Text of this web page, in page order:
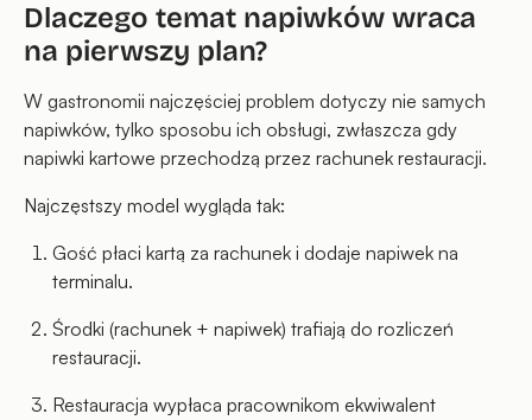
Dlaczego temat napiwków wraca
na pierwszy plan?
W gastronomii najczęściej problem dotyczy nie samych
napiwków, tylko sposobu ich obsługi, zwłaszcza gdy
napiwki kartowe przechodzą przez rachunek restauracji.
Najczęstszy model wygląda tak:
Gość płaci kartą za rachunek i dodaje napiwek na
terminalu.
Środki (rachunek + napiwek) trafiają do rozliczeń
restauracji.
Restauracja wypłaca pracownikom ekwiwalent